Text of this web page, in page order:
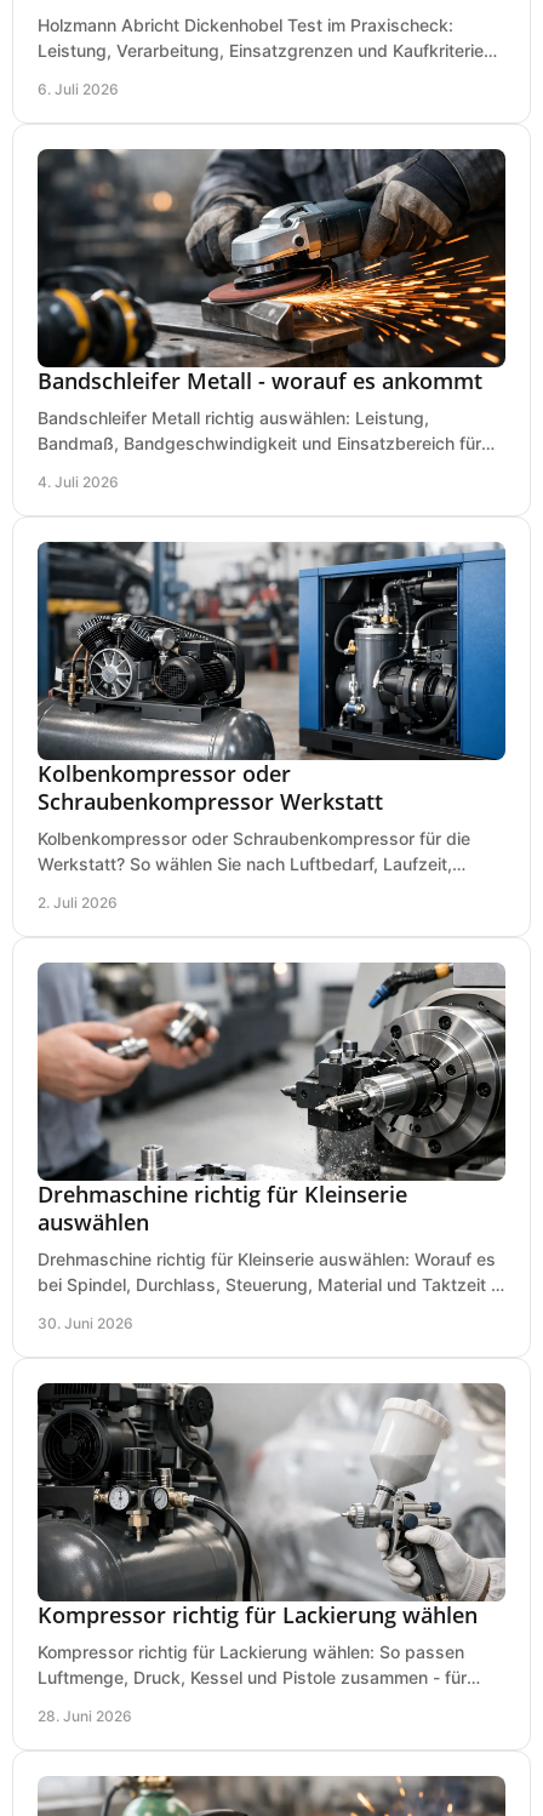
Holzmann Abricht Dickenhobel Test im Praxischeck:
Leistung, Verarbeitung, Einsatzgrenzen und Kaufkriterien
6. Juli 2026
Bandschleifer Metall - worauf es ankommt
Bandschleifer Metall richtig auswählen: Leistung,
Bandmaß, Bandgeschwindigkeit und Einsatzbereich für
4. Juli 2026
Kolbenkompressor oder
Schraubenkompressor Werkstatt
Kolbenkompressor oder Schraubenkompressor für die
Werkstatt? So wählen Sie nach Luftbedarf, Laufzeit,
2. Juli 2026
Drehmaschine richtig für Kleinserie
auswählen
Drehmaschine richtig für Kleinserie auswählen: Worauf es
bei Spindel, Durchlass, Steuerung, Material und Taktzeit in
30. Juni 2026
Kompressor richtig für Lackierung wählen
Kompressor richtig für Lackierung wählen: So passen
Luftmenge, Druck, Kessel und Pistole zusammen - für
28. Juni 2026